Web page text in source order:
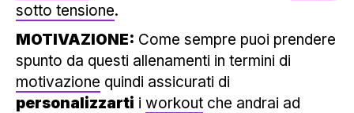
sotto tensione.
MOTIVAZIONE: Come sempre puoi prendere
spunto da questi allenamenti in termini di
motivazione quindi assicurati di
personalizzarti i workout che andrai ad